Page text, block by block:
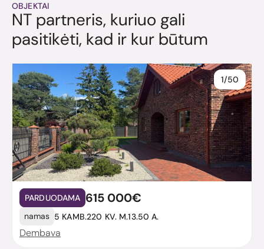
OBJEKTAI
NT partneris, kuriuo gali
pasitikėti, kad ir kur būtum
1/50
PARDUODAMA 615 000€
namas 5 KAMB.220 KV. M.13.50 A.
Dembava